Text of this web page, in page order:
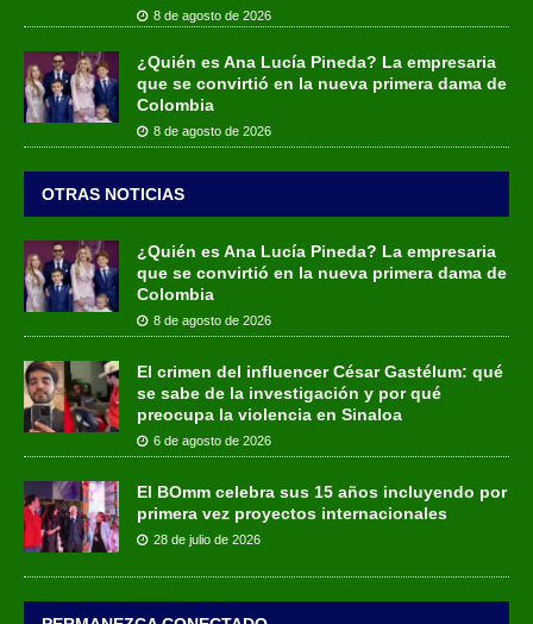
8 de agosto de 2026
¿Quién es Ana Lucía Pineda? La empresaria
que se convirtió en la nueva primera dama de
Colombia
8 de agosto de 2026
OTRAS NOTICIAS
¿Quién es Ana Lucía Pineda? La empresaria
que se convirtió en la nueva primera dama de
Colombia
8 de agosto de 2026
El crimen del influencer César Gastélum: qué
se sabe de la investigación y por qué
preocupa la violencia en Sinaloa
6 de agosto de 2026
El BOmm celebra sus 15 años incluyendo por
primera vez proyectos internacionales
28 de julio de 2026